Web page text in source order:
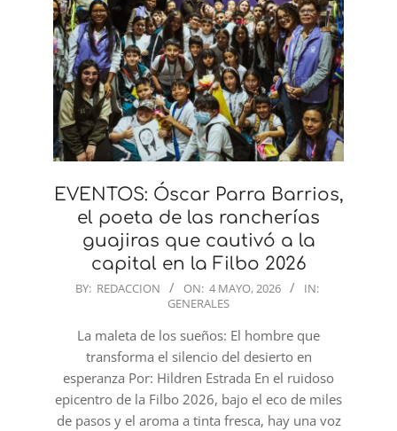
EVENTOS: Óscar Parra Barrios,
el poeta de las rancherías
guajiras que cautivó a la
capital en la Filbo 2026
2026-
BY: REDACCION ON: 4 MAYO, 2026
IN:
GENERALES
La maleta de los sueños: El hombre que
transforma el silencio del desierto en
esperanza Por: Hildren Estrada En el ruidoso
epicentro de la Filbo 2026, bajo el eco de miles
de pasos y el aroma a tinta fresca, hay una voz